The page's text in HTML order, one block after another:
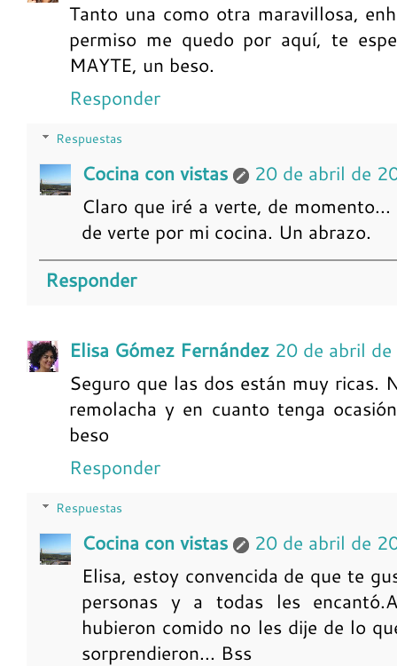
Tanto una como otra maravillosa,
permiso me quedo por aquí, te
MAYTE, un beso.
Responder
Respuestas
Cocina con vistas
20 de abril de
Claro que iré a verte, de
de verte por mi cocina. Un abrazo.
Responder
Elisa Gómez Fernández 20 de abril
Seguro que las dos están muy ricas.
remolacha y en cuanto tenga
beso
Responder
Respuestas
Cocina con vistas
20 de abril de
Elisa, estoy convencida de que te
personas y a todas les
hubieron comido no les dije de lo
sorprendieron... Bss